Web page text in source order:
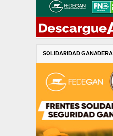
SOLIDARIDAD GANADERA